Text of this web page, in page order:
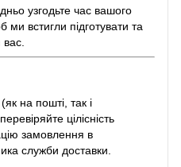
узгодьте час вашого
встигли підготувати та
на пошті, так і
цілісність
замовлення в
служби доставки.